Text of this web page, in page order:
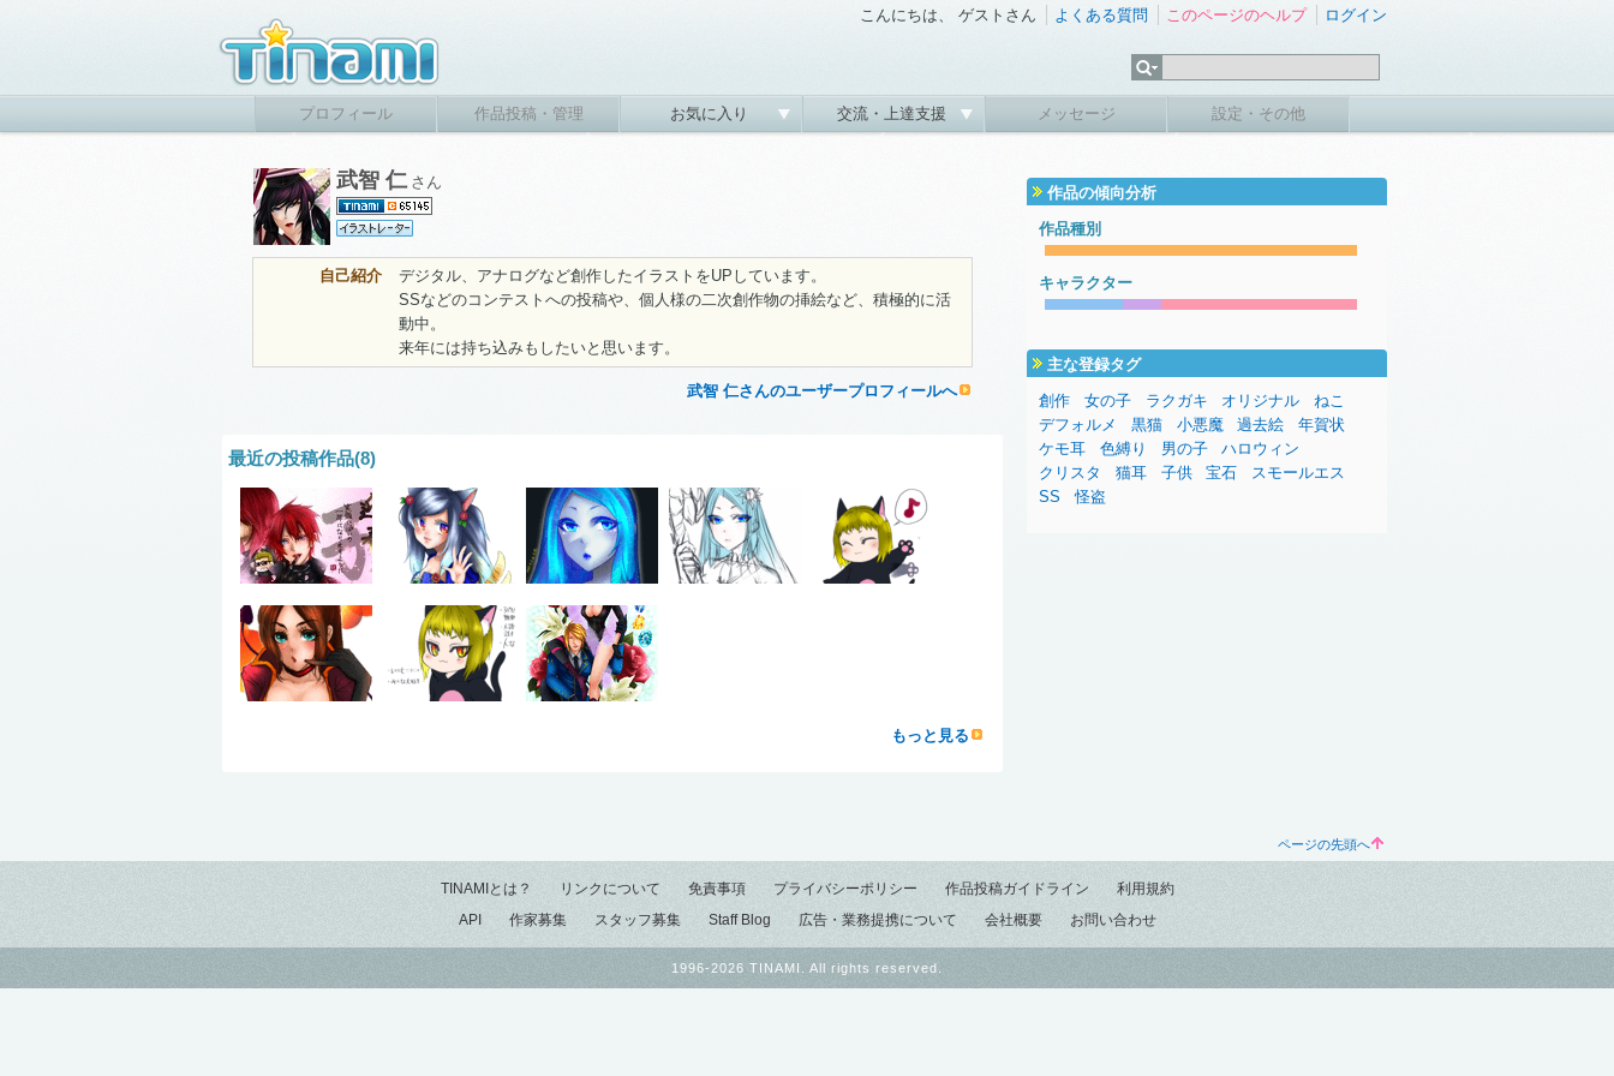
こんにちは、 ゲストさん よくある質問 このページのヘルプ ログイン
プロフィール 作品投稿・管理 お気に入り 交流・上達支援 メッセージ 設定・その他
武智 仁 さん
自己紹介
デジタル、アナログなど創作したイラストをUPしています。
SSなどのコンテストへの投稿や、個人様の二次創作物の挿絵など、積極的に活
動中。
来年には持ち込みもしたいと思います。
武智 仁さんのユーザープロフィールへ
最近の投稿作品(8)
もっと見る
作品の傾向分析
作品種別
キャラクター
主な登録タグ
創作
女の子 ラクガキ オリジナル
ねこ
デフォルメ
黒猫 小悪魔 過去絵
年賀状
ケモ耳
色縛り 男の子
ハロウィン
クリスタ
猫耳 子供 宝石
スモールエス
SS
怪盗
ページの先頭へ
TINAMIとは？ リンクについて 免責事項 プライバシーポリシー 作品投稿ガイドライン
利用規約
API
作家募集 スタッフ募集 Staff Blog 広告・業務提携について 会社概要 お問い合わせ
1996-2026 TINAMI. All rights reserved.